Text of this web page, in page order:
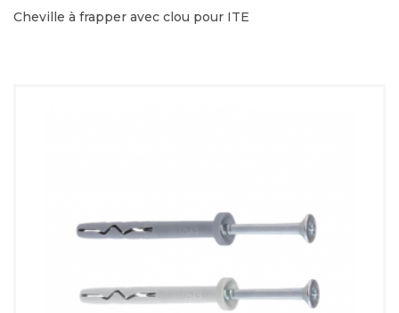
Cheville à frapper avec clou pour ITE